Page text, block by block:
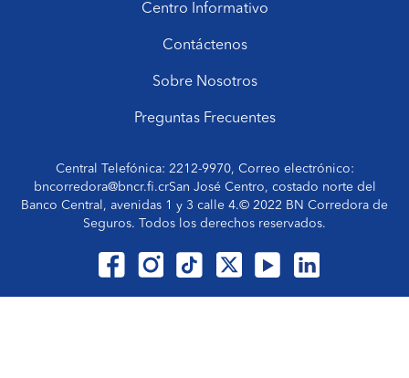
Centro Informativo
Contáctenos
Sobre Nosotros
Preguntas Frecuentes
Central Telefónica: 2212-9970, Correo electrónico:
bncorredora@bncr.fi.crSan José Centro, costado norte del
Banco Central, avenidas 1 y 3 calle 4.© 2022 BN Corredora de
Seguros. Todos los derechos reservados.